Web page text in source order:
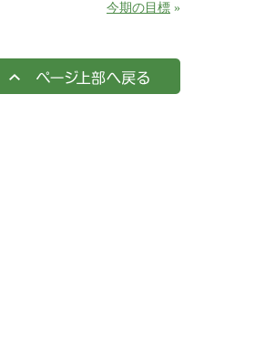
今期の目標 »